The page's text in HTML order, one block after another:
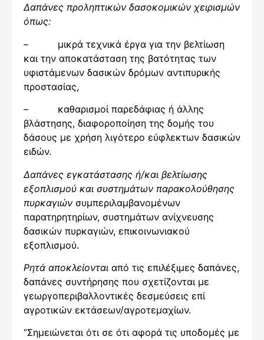
Δαπάνες προληπτικών δασοκομικών χειρισμών
όπως:
– μικρά τεχνικά έργα για την βελτίωση
και την αποκατάσταση της βατότητας των
υφιστάμενων δασικών δρόμων αντιπυρικής
προστασίας,
– καθαρισμοί παρεδάφιας ή άλλης
βλάστησης, διαφοροποίηση της δομής του
δάσους με χρήση λιγότερο εύφλεκτων δασικών
ειδών.
Δαπάνες εγκατάστασης ή/και βελτίωσης
εξοπλισμού και συστημάτων παρακολούθησης
πυρκαγιών συμπεριλαμβανομένων
παρατηρητηρίων, συστημάτων ανίχνευσης
δασικών πυρκαγιών, επικοινωνιακού
εξοπλισμού.
Ρητά αποκλείονται από τις επιλέξιμες δαπάνες,
δαπάνες συντήρησης που σχετίζονται με
γεωργοπεριβαλλοντικές δεσμεύσεις επί
αγροτικών εκτάσεων/αγροτεμαχίων.
“Σημειώνεται ότι σε ότι αφορά τις υποδομές με